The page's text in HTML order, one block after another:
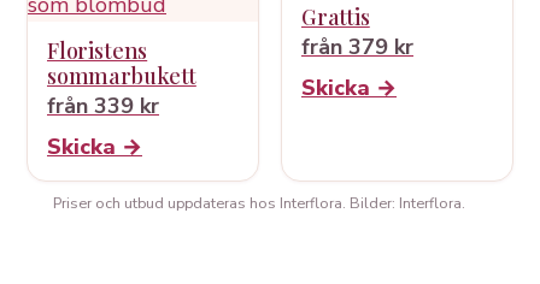
Floristens
sommarbukett
från 339 kr
Skicka →
Grattis
från 379 kr
Skicka →
Priser och utbud uppdateras hos Interflora. Bilder: Interflora.